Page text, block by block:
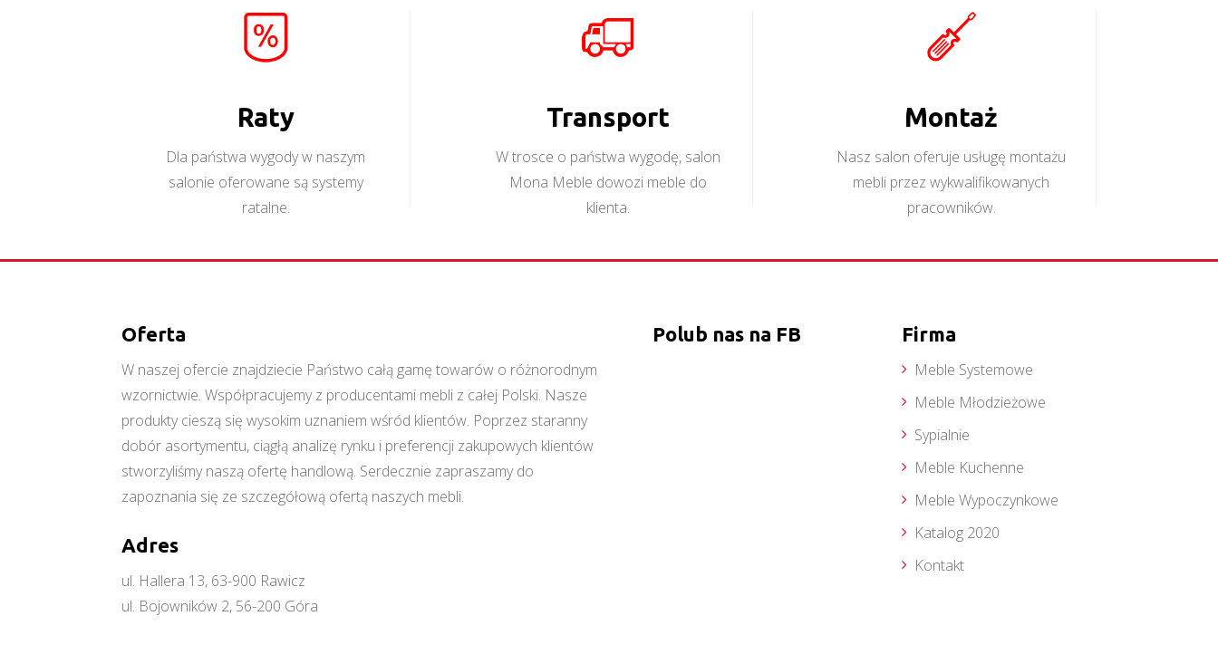
Raty
Dla państwa wygody w naszym
salonie oferowane są systemy
ratalne.
Transport
W trosce o państwa wygodę, salon
Mona Meble dowozi meble do
klienta.
Montaż
Nasz salon oferuje usługę montażu
mebli przez wykwalifikowanych
pracowników.
Oferta
W naszej ofercie znajdziecie Państwo całą gamę towarów o różnorodnym
wzornictwie. Współpracujemy z producentami mebli z całej Polski. Nasze
produkty cieszą się wysokim uznaniem wśród klientów. Poprzez staranny
dobór asortymentu, ciągłą analizę rynku i preferencji zakupowych klientów
stworzyliśmy naszą ofertę handlową. Serdecznie zapraszamy do
zapoznania się ze szczegółową ofertą naszych mebli.
Adres
ul. Hallera 13, 63-900 Rawicz
ul. Bojowników 2, 56-200 Góra
Polub nas na FB Firma
Meble Systemowe
Meble Młodzieżowe
Sypialnie
Meble Kuchenne
Meble Wypoczynkowe
Katalog 2020
Kontakt